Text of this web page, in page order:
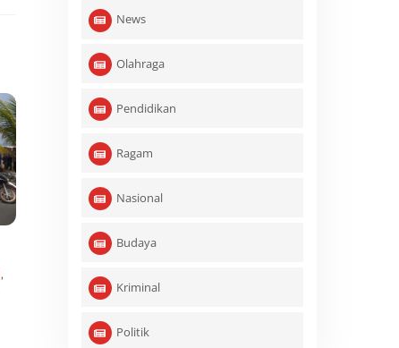
,
News
Olahraga
Pendidikan
Ragam
Nasional
Budaya
Kriminal
Politik